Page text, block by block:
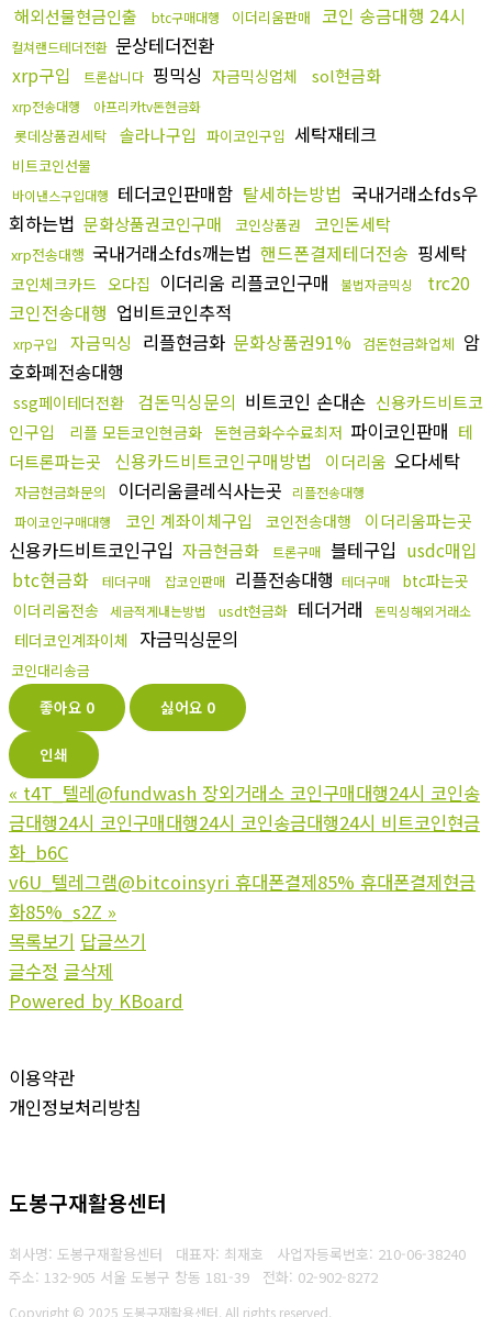
해외선물현금인출 btc구매대행 이더리움판매 코인 송금대행 24시
컬쳐랜드테더전환 문상테더전환
xrp구입
트론삽니다 핑믹싱 자금믹싱업체 sol현금화
xrp전송대행 아프리카tv돈현금화
롯데상품권세탁 솔라나구입 파이코인구입 세탁재테크
비트코인선물
바이낸스구입대행 테더코인판매함 탈세하는방법 국내거래소fds우
회하는법 문화상품권코인구매 코인상품권 코인돈세탁
xrp전송대행 국내거래소fds깨는법 핸드폰결제테더전송 핑세탁
코인체크카드 오다집 이더리움 리플코인구매 불법자금믹싱
trc20
코인전송대행 업비트코인추적
xrp구입 자금믹싱 리플현금화 문화상품권91% 검돈현금화업체 암
호화폐전송대행
ssg페이테더전환 검돈믹싱문의 비트코인 손대손 신용카드비트코
인구입
리플 모든코인현금화 돈현금화수수료최저 파이코인판매 테
더트론파는곳
신용카드비트코인구매방법 이더리움 오다세탁
자금현금화문의 이더리움클레식사는곳
리플전송대행
파이코인구매대행
코인 계좌이체구입 코인전송대행 이더리움파는곳
신용카드비트코인구입 자금현금화 트론구매 블테구입 usdc매입
btc현금화
테더구매 잡코인판매 리플전송대행 테더구매
btc파는곳
이더리움전송 세금적게내는방법 usdt현금화 테더거래 돈믹싱해외거래소
테더코인계좌이체 자금믹싱문의
코인대리송금
좋아요 0 싫어요 0
인쇄
« t4T_텔레@fundwash 장외거래소 코인구매대행24시 코인송
금대행24시 코인구매대행24시 코인송금대행24시 비트코인현금
화_b6C
v6U_텔레그램@bitcoinsyri 휴대폰결제85% 휴대폰결제현금
화85%_s2Z »
목록보기 답글쓰기
글수정 글삭제
Powered by KBoard
이용약관
개인정보처리방침
도봉구재활용센터
회사명: 도봉구재활용센터 대표자: 최재호 사업자등록번호: 210-06-38240
주소: 132-905 서울 도봉구 창동 181-39 전화: 02-902-8272
Copyright © 2025 도봉구재활용센터. All rights reserved.